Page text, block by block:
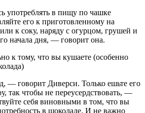
употреблять в пищу по чашке
его к приготовленному на
к соку, наряду с огурцом, грушей и
начала дня, — говорит она.
к тому, что вы кушаете (особенно
— говорит Диверси. Только ешьте его
так чтобы не переусердствовать, —
себя виновными в том, что вы
в шоколаде. И не важно